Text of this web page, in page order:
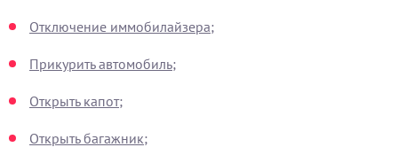
Отключение иммобилайзера;
Прикурить автомобиль;
Открыть капот;
Открыть багажник;